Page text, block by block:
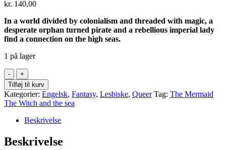
kr. 140,00
In a world divided by colonialism and threaded with magic, a
desperate orphan turned pirate and a rebellious imperial lady
find a connection on the high seas.
1 på lager
The
Mermaid,
the
Witch,
and
the
Sea
(Paperback)
antal
Tilføj til kurv
Kategorier: Engelsk, Fantasy, Lesbiske, Queer Tag: The Mermaid
The Witch and the sea
Beskrivelse
Beskrivelse